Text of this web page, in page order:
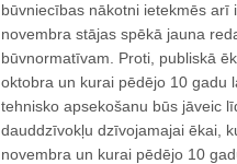
būvniecības nākotni ietekmēs arī
novembra stājas spēkā jauna
būvnormatīvam. Proti, publiskā
oktobra un kurai pēdējo 10 gadu
tehnisko apsekošanu būs jāveic
dauddzīvokļu dzīvojamajai ēkai,
novembra un kurai pēdējo 10